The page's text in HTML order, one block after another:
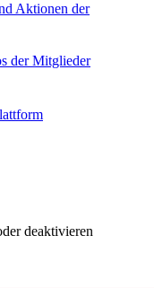
Aktionen der
der Mitglieder
deaktivieren